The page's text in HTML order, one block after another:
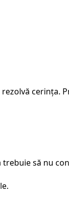
cerința.
trebuie să nu